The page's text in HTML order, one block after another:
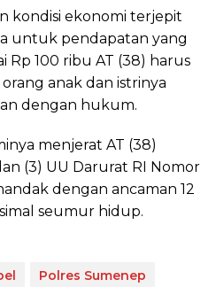
kondisi ekonomi terjepit
untuk pendapatan yang
Rp 100 ribu AT (38) harus
anak dan istrinya
dengan hukum.
menjerat AT (38)
(3) UU Darurat RI Nomor
dengan ancaman 12
seumur hidup.
Polres Sumenep